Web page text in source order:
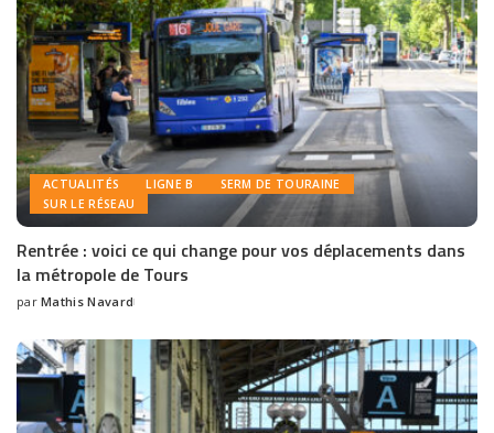
ACTUALITÉS LIGNE B
SERM DE TOURAINE
SUR LE RÉSEAU
Rentrée : voici ce qui change pour vos déplacements dans
la métropole de Tours
par Mathis Navard